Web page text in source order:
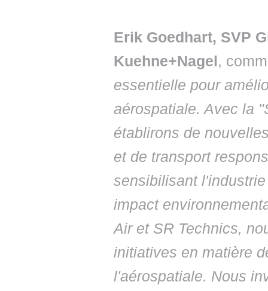
Erik Goedhart, SVP
Kuehne+Nagel,
essentielle pour
aérospatiale. Avec la
établirons de
et de transport
sensibilisant
impact
Air et SR Technics,
initiatives en matière
l'aérospatiale. Nous